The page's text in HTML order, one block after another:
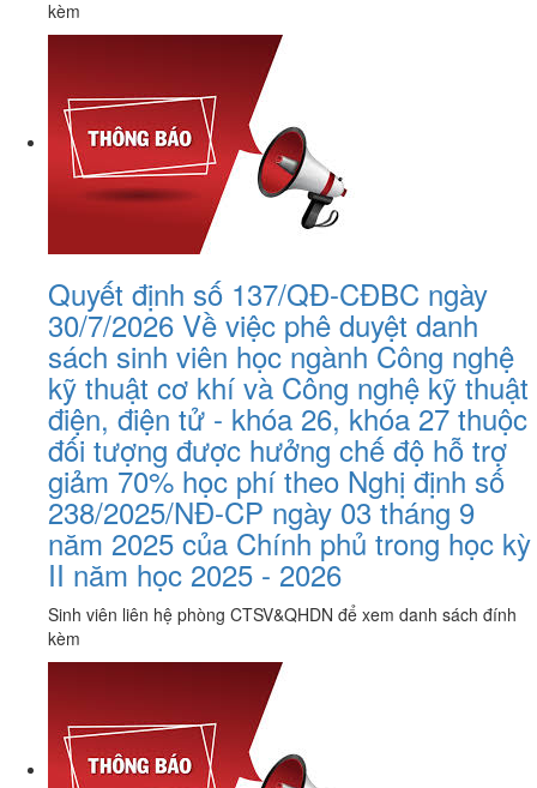
kèm
Quyết định số 137/QĐ-CĐBC ngày
30/7/2026 Về việc phê duyệt danh
sách sinh viên học ngành Công nghệ
kỹ thuật cơ khí và Công nghệ kỹ thuật
điện, điện tử - khóa 26, khóa 27 thuộc
đối tượng được hưởng chế độ hỗ trợ
giảm 70% học phí theo Nghị định số
238/2025/NĐ-CP ngày 03 tháng 9
năm 2025 của Chính phủ trong học kỳ
II năm học 2025 - 2026
Sinh viên liên hệ phòng CTSV&QHDN để xem danh sách đính
kèm